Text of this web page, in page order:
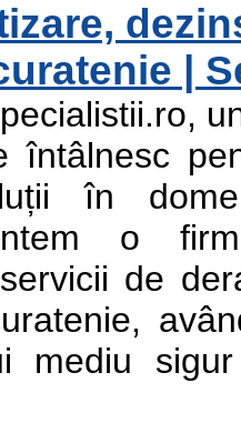
|
întâlnesc
în
o
de
mediu